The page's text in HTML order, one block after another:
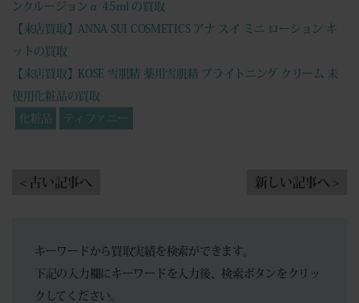
ンクルージョンα 45ml の買取
【来店買取】ANNA SUI COSMETICS アナ スイ ミニ ローション キ
ットの買取
【来店買取】KOSE 雪肌精 薬用雪肌精 ブライトニング クリーム 未
使用化粧品の買取
化粧品
ティファニー
< 古い記事へ 新しい記事へ >
キーワードから買取実績を検索ができます。
下記の入力欄にキーワードを入力後、検索ボタンをクリッ
クしてください。